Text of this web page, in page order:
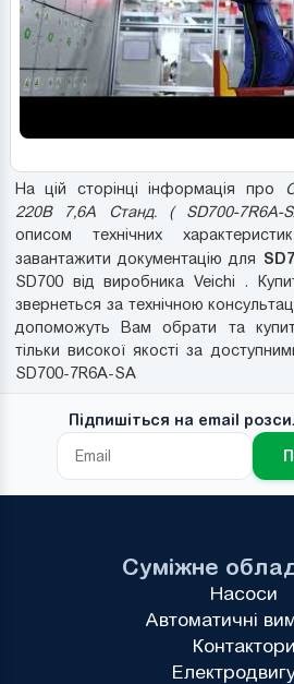
На цій сторінці інформація про
220В 7,6А Станд. ( SD700-7R6A-
описом технічних
завантажити документацію для
SD700 від виробника Veichi .
звернеться за технічною
допоможуть Вам обрати та
тільки високої якості за
SD700-7R6A-SA
Підпишіться на email
Суміжне
Насоси
Автоматичні
Контактори